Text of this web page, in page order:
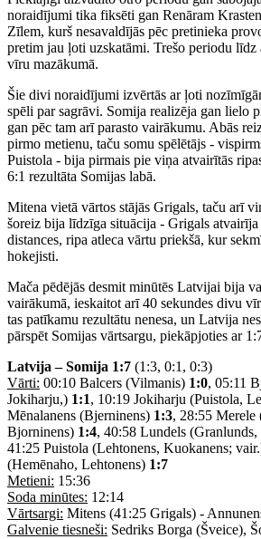
noraidījumi tika fiksēti gan Renāram
Zīlem, kurš nesavaldījās pēc pretinieka
pretim jau ļoti uzskatāmi. Trešo periodu līdz
vīru mazākumā.
Šie divi noraidījumi izvērtās ar ļoti
spēli par sagrāvi. Somija realizēja gan lielo
gan pēc tam arī parasto vairākumu. Abās
pirmo metienu, taču somu spēlētājs -
Puistola - bija pirmais pie viņa atvairītās
6:1 rezultāta Somijas labā.
Mitena vietā vārtos stājās Grigals, taču arī
šoreiz bija līdzīga situācija - Grigals
distances, ripa atleca vārtu priekšā, kur
hokejisti.
Mača pēdējās desmit minūtēs Latvijai bija
vairākumā, ieskaitot arī 40 sekundes divu
tas patīkamu rezultātu nenesa, un Latvija
pārspēt Somijas vārtsargu, piekāpjoties ar
Latvija – Somija 1:7 (1:3, 0:1, 0:3)
Vārti: 00:10 Balcers (Vilmanis) 1:0, 05:11
Jokiharju,) 1:1, 10:19 Jokiharju (Puistola,
Mēnalanens (Bjerninens) 1:3, 28:55 Merele
Bjorninens) 1:4, 40:58 Lundels
41:25 Puistola (Lehtonens, Kuokanens;
(Hemēnaho, Lehtonens) 1:7
Metieni: 15:36
Soda minūtes: 12:14
Vārtsargi: Mitens (41:25 Grigals) -
Galvenie tiesneši: Sedriks Borga (Šveice),